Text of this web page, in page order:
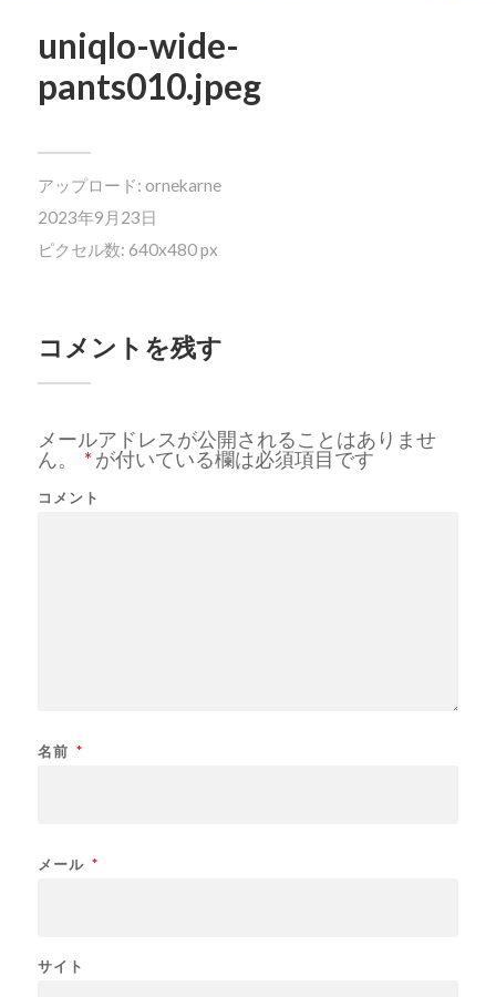
uniqlo-wide-
pants010.jpeg
アップロード: ornekarne
2023年9月23日
ピクセル数: 640x480 px
コメントを残す
メールアドレスが公開されることはありませ
ん。
* が付いている欄は必須項目です
コメント
名前 *
メール *
サイト